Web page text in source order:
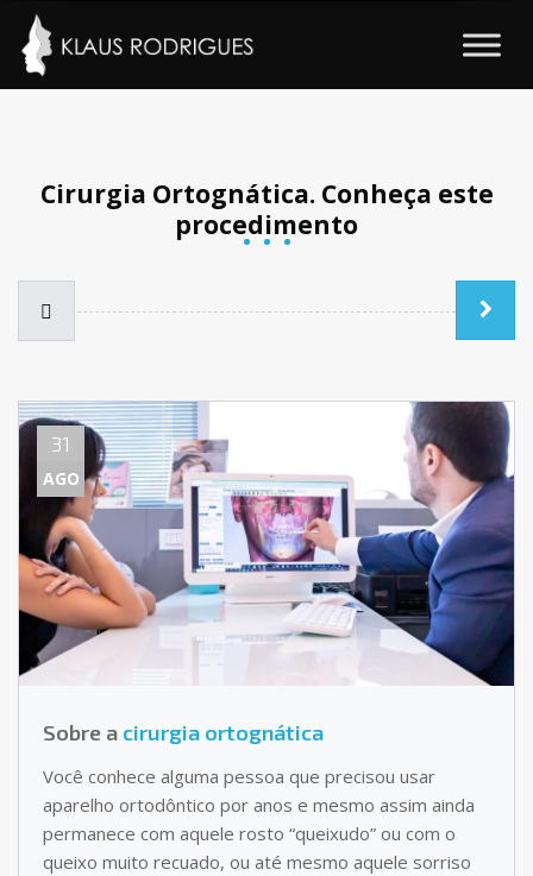
Cirurgia Ortognática. Conheça este
procedimento
31
AGO
Sobre a cirurgia ortognática
Você conhece alguma pessoa que precisou usar
aparelho ortodôntico por anos e mesmo assim ainda
permanece com aquele rosto “queixudo” ou com o
queixo muito recuado, ou até mesmo aquele sorriso